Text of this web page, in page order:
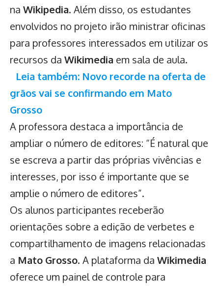
na Wikipedia. Além disso, os estudantes
envolvidos no projeto irão ministrar oficinas
para professores interessados em utilizar os
recursos da Wikimedia em sala de aula.
Leia também: Novo recorde na oferta de
grãos vai se confirmando em Mato
Grosso
A professora destaca a importância de
ampliar o número de editores: “É natural que
se escreva a partir das próprias vivências e
interesses, por isso é importante que se
amplie o número de editores”.
Os alunos participantes receberão
orientações sobre a edição de verbetes e
compartilhamento de imagens relacionadas
a Mato Grosso. A plataforma da Wikimedia
oferece um painel de controle para